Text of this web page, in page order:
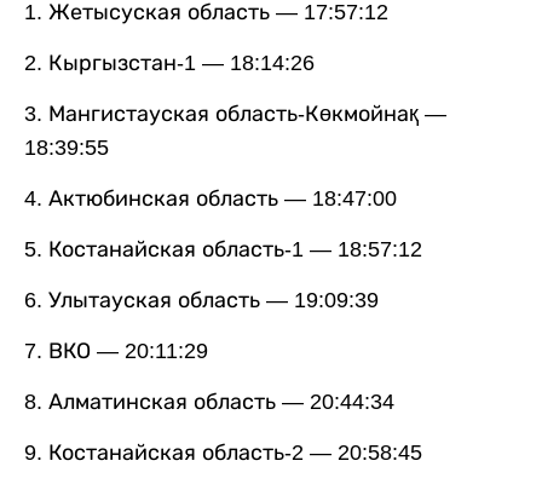
1. Жетысуская область — 17:57:12
2. Кыргызстан-1 — 18:14:26
3. Мангистауская область-Көкмойнақ —
18:39:55
4. Актюбинская область — 18:47:00
5. Костанайская область-1 — 18:57:12
6. Улытауская область — 19:09:39
7. ВКО — 20:11:29
8. Алматинская область — 20:44:34
9. Костанайская область-2 — 20:58:45